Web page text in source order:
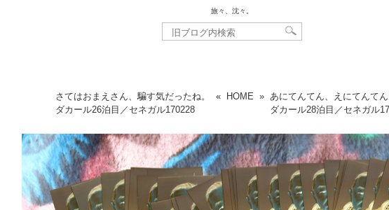
旅々、沈々。
さてはおまえさん、騙す気だったね。
ダカール26泊目／セネガル170228
« HOME » あにてんてん、えにてんてん
ダカール28泊目／セネガル